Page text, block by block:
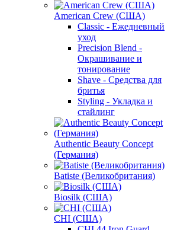
American Crew (США)
Classic - Ежедневный
уход
Precision Blend -
Окрашивание и
тонирование
Shave - Средства для
бритья
Styling - Укладка и
стайлинг
Authentic Beauty Concept
(Германия)
Batiste (Великобритания)
Biosilk (США)
CHI (США)